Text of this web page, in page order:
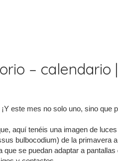
– calendario
este mes no solo uno, sino que
aquí tenéis una imagen de
bulbocodium) de la primavera
se puedan adaptar a